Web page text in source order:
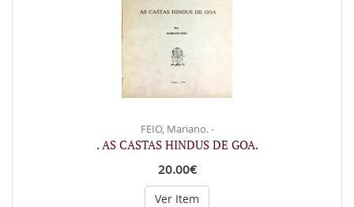
FEIO, Mariano. -
. AS CASTAS HINDUS DE GOA.
20.00€
Ver Item